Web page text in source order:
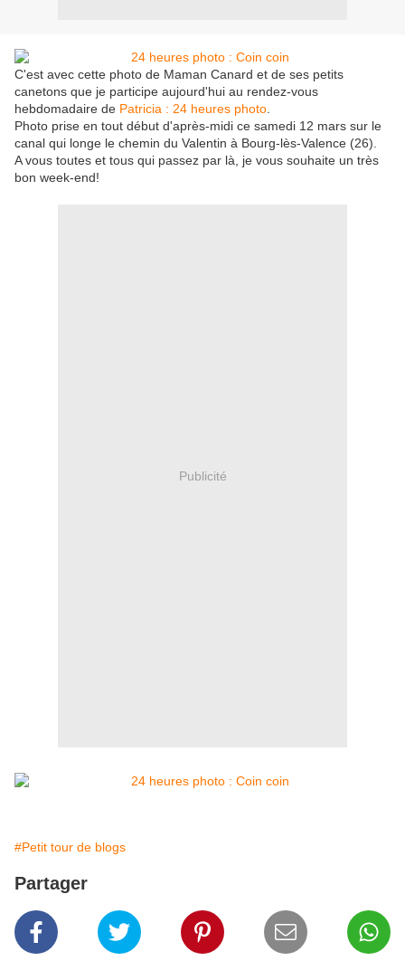
C'est avec cette photo de Maman Canard et de ses petits
canetons que je participe aujourd'hui au rendez-vous
hebdomadaire de Patricia : 24 heures photo
Photo prise en tout début d'après-midi ce samedi 12 mars sur le
canal qui longe le chemin du Valentin à Bourg-lès-Valence (26).
A vous toutes et tous qui passez par là, je vous souhaite un très
bon week-end!
Publicité
#Petit tour de blogs
Partager